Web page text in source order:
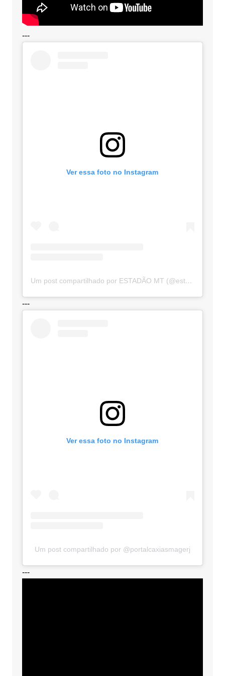
---
Ver essa foto no Instagram
Um post compartilhado por ESTADÃO MT (@estadaomt)
---
Ver essa foto no Instagram
Um post compartilhado por @portalcaxiasmagerj
---